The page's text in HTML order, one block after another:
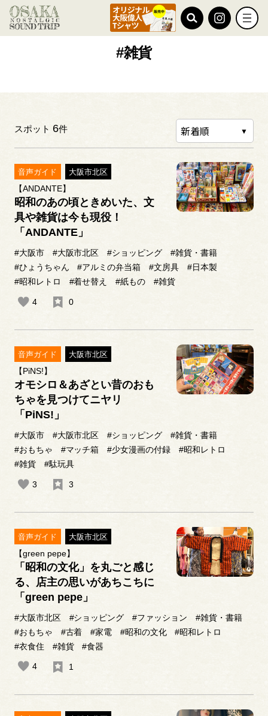
TOP #雑貨
#雑貨
スポット 6件
音声ガイド 大阪市北区
【ANDANTE】
昭和のあの頃ときめいた、文
具や雑貨は今も現役！
「ANDANTE」
#大阪市 #大阪市北区 #ショッピング
#雑貨・書籍
#ひょうちゃん
#アルミの弁当箱 #文房具
#日本製
#昭和レトロ
#着せ替え #紙もの #雑貨
4 0
音声ガイド 大阪市北区
【PiNS!】
オモシロ＆あざとい昔のおも
ちゃを見つけてニヤリ
「PiNS!」
#大阪市 #大阪市北区 #ショッピング
#雑貨・書籍
#おもちゃ
#マッチ箱 #少女漫画の付録
#昭和レトロ
#雑貨
#駄玩具
3 3
音声ガイド 大阪市北区
【green pepe】
「昭和の文化」を丸ごと感じ
る、店主の思いがあちこちに
「green pepe」
#大阪市北区 #ショッピング #ファッション
#雑貨・書籍
#おもちゃ
#古着 #家電 #昭和の文化
#昭和レトロ
#衣食住
#雑貨 #食器
4 1